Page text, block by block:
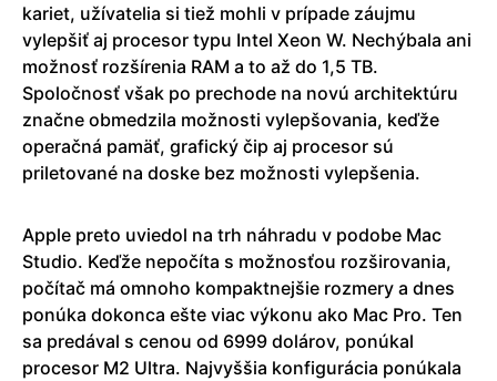
kariet, užívatelia si tiež mohli v prípade záujmu
vylepšiť aj procesor typu Intel Xeon W. Nechýbala ani
možnosť rozšírenia RAM a to až do 1,5 TB.
Spoločnosť však po prechode na novú architektúru
značne obmedzila možnosti vylepšovania, keďže
operačná pamäť, grafický čip aj procesor sú
priletované na doske bez možnosti vylepšenia.
Apple preto uviedol na trh náhradu v podobe Mac
Studio. Keďže nepočíta s možnosťou rozširovania,
počítač má omnoho kompaktnejšie rozmery a dnes
ponúka dokonca ešte viac výkonu ako Mac Pro. Ten
sa predával s cenou od 6999 dolárov, ponúkal
procesor M2 Ultra. Najvyššia konfigurácia ponúkala